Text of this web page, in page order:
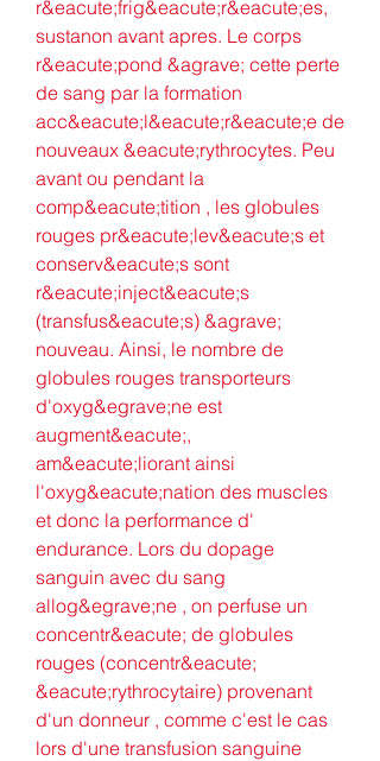
r&eacute;frig&eacute;r&eacute;es,
sustanon avant apres. Le corps
r&eacute;pond &agrave; cette perte
de sang par la formation
acc&eacute;l&eacute;r&eacute;e de
nouveaux &eacute;rythrocytes. Peu
avant ou pendant la
comp&eacute;tition , les globules
rouges pr&eacute;lev&eacute;s et
conserv&eacute;s sont
r&eacute;inject&eacute;s
(transfus&eacute;s) &agrave;
nouveau. Ainsi, le nombre de
globules rouges transporteurs
d'oxyg&egrave;ne est
augment&eacute;,
am&eacute;liorant ainsi
l'oxyg&eacute;nation des muscles
et donc la performance d'
endurance. Lors du dopage
sanguin avec du sang
allog&egrave;ne , on perfuse un
concentr&eacute; de globules
rouges (concentr&eacute;
&eacute;rythrocytaire) provenant
d'un donneur , comme c'est le cas
lors d'une transfusion sanguine